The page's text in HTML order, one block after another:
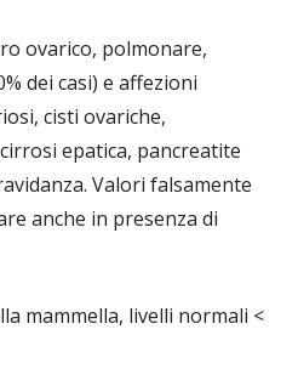
ovarico, polmonare,
dei casi) e affezioni
cisti ovariche,
epatica, pancreatite
Valori falsamente
anche in presenza di
mammella, livelli normali <